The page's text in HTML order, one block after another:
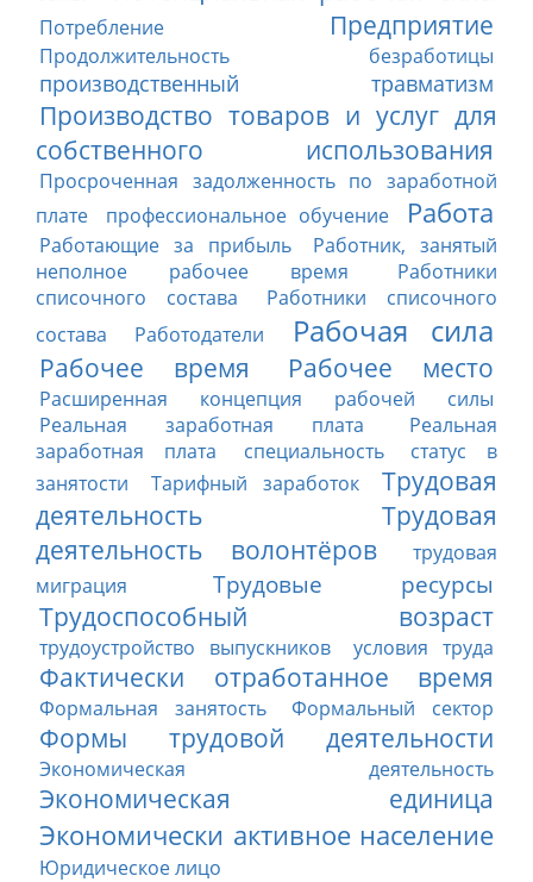
Потребление Предприятие
Продолжительность безработицы
производственный травматизм
Производство товаров и услуг для
собственного использования
Просроченная задолженность по заработной
плате
профессиональное обучение Работа
Работающие за прибыль
Работник, занятый
неполное рабочее время
Работники
списочного состава
Работники списочного
состава
Работодатели Рабочая сила
Рабочее время Рабочее место
Расширенная концепция рабочей силы
Реальная заработная плата
Реальная
заработная плата
специальность
статус в
занятости
Тарифный заработок
Трудовая
деятельность
Трудовая
деятельность волонтёров
трудовая
миграция
Трудовые ресурсы
Трудоспособный возраст
трудоустройство выпускников условия труда
Фактически отработанное время
Формальная занятость Формальный сектор
Формы трудовой деятельности
Экономическая деятельность
Экономическая единица
Экономически активное население
Юридическое лицо